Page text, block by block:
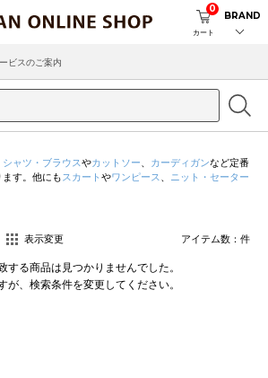
カート
0
BRAND
ビスのご案内
シャツ・ブラウスやカットソー カーディガンなど定番
す。他にも スカート やワンピース
ニット・セーター
表示変更 アイテム数： 件
する商品は見つかりませんでした。
が、検索条件を変更してください。